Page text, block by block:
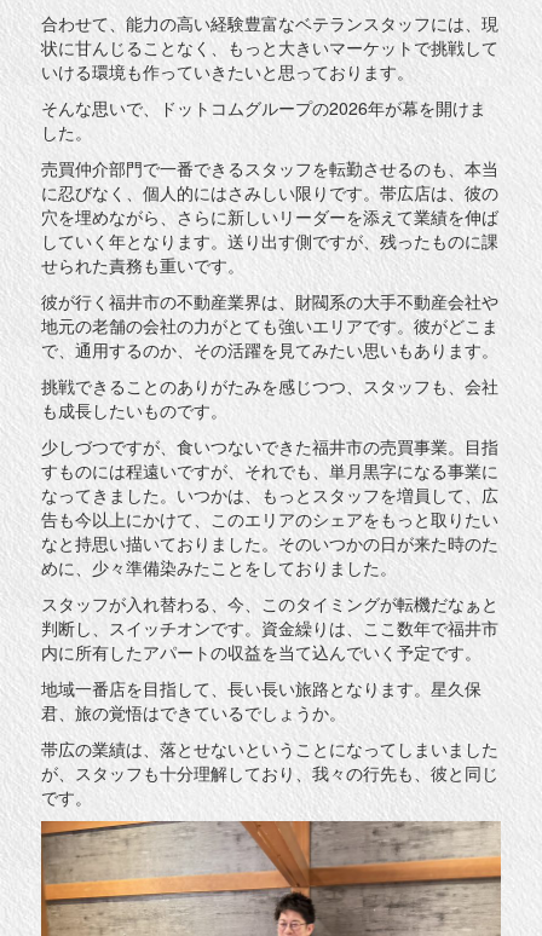
合わせて、能力の高い経験豊富なベテランスタッフには、現
状に甘んじることなく、もっと大きいマーケットで挑戦して
いける環境も作っていきたいと思っております。
そんな思いで、ドットコムグループの2026年が幕を開けま
した。
売買仲介部門で一番できるスタッフを転勤させるのも、本当
に忍びなく、個人的にはさみしい限りです。帯広店は、彼の
穴を埋めながら、さらに新しいリーダーを添えて業績を伸ば
していく年となります。送り出す側ですが、残ったものに課
せられた責務も重いです。
彼が行く福井市の不動産業界は、財閥系の大手不動産会社や
地元の老舗の会社の力がとても強いエリアです。彼がどこま
で、通用するのか、その活躍を見てみたい思いもあります。
挑戦できることのありがたみを感じつつ、スタッフも、会社
も成長したいものです。
少しづつですが、食いつないできた福井市の売買事業。目指
すものには程遠いですが、それでも、単月黒字になる事業に
なってきました。いつかは、もっとスタッフを増員して、広
告も今以上にかけて、このエリアのシェアをもっと取りたい
なと持思い描いておりました。そのいつかの日が来た時のた
めに、少々準備染みたことをしておりました。
スタッフが入れ替わる、今、このタイミングが転機だなぁと
判断し、スイッチオンです。資金繰りは、ここ数年で福井市
内に所有したアパートの収益を当て込んでいく予定です。
地域一番店を目指して、長い長い旅路となります。星久保
君、旅の覚悟はできているでしょうか。
帯広の業績は、落とせないということになってしまいました
が、スタッフも十分理解しており、我々の行先も、彼と同じ
です。